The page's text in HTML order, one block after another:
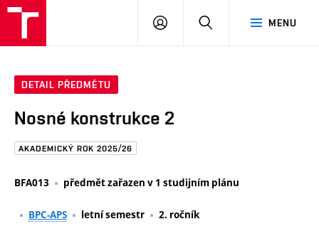
Brno
MENU
PŘIHLÁSIT
DETAIL PŘEDMĚTU
Nosné konstrukce 2
AKADEMICKÝ ROK 2025/26
BFA013 předmět zařazen v 1 studijním plánu
BPC-APS letní semestr 2. ročník